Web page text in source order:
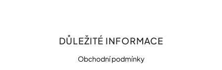
DŮLEŽITÉ INFORMACE
Obchodní podmínky